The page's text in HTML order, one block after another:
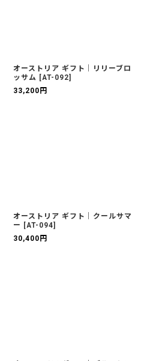
オーストリア ギフト｜リリーブロ
ッサム [AT-092]
33,200 円
オーストリア ギフト｜クールサマ
ー
[AT-094]
30,400 円